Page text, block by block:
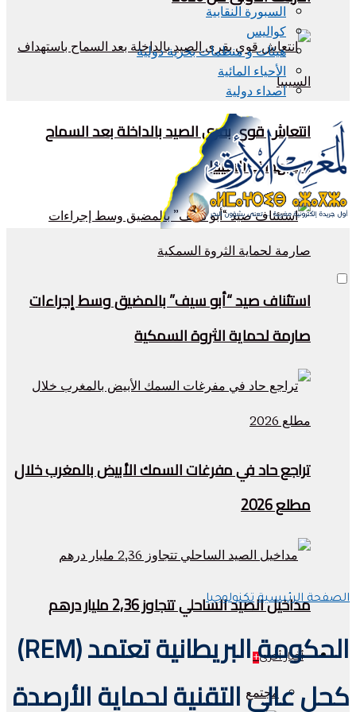
انتعاش قوي بقرى الصيد بالداخلة بعد السماح
باستهداف السيبيا
استئناف صيد “أبو سيف” بالمضيق وسط إجراءات
صارمة لحماية الثروة السمكية
تراجع حاد في مفرغات السمك الأبيض بالمغرب خلال
مطلع 2026
مداخيل الصيد الساحلي تتجاوز 2,36 مليار درهم
أخبار أخرى+
مجتمع
السبورة النقابية
كواليس
هيئات و منظمات بحرية دولية
الأحياء المائية
اصداء دولية
الصفحة الرئيسية تكنولوجيا
الحكومة البريطانية تعتمد (REM)
كحل عالي التقنية لحماية الأرصدة